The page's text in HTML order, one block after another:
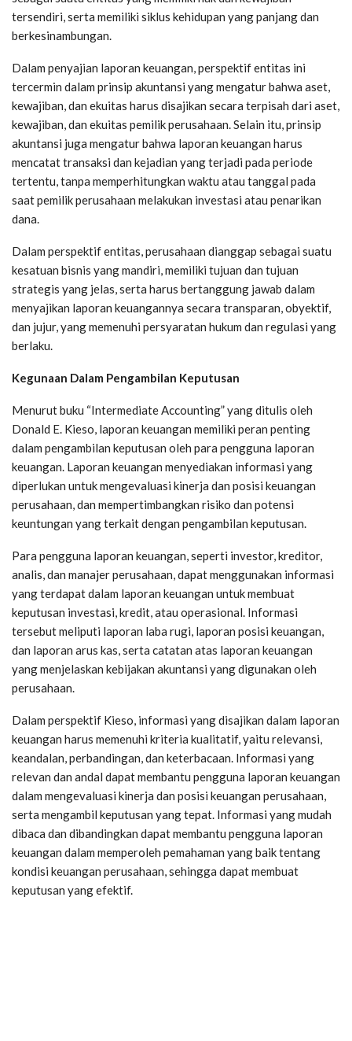
tersendiri, serta memiliki siklus kehidupan yang panjang dan
berkesinambungan.
Dalam penyajian laporan keuangan, perspektif entitas ini
tercermin dalam prinsip akuntansi yang mengatur bahwa aset,
kewajiban, dan ekuitas harus disajikan secara terpisah dari aset,
kewajiban, dan ekuitas pemilik perusahaan. Selain itu, prinsip
akuntansi juga mengatur bahwa laporan keuangan harus
mencatat transaksi dan kejadian yang terjadi pada periode
tertentu, tanpa memperhitungkan waktu atau tanggal pada
saat pemilik perusahaan melakukan investasi atau penarikan
dana.
Dalam perspektif entitas, perusahaan dianggap sebagai suatu
kesatuan bisnis yang mandiri, memiliki tujuan dan tujuan
strategis yang jelas, serta harus bertanggung jawab dalam
menyajikan laporan keuangannya secara transparan, obyektif,
dan jujur, yang memenuhi persyaratan hukum dan regulasi yang
berlaku.
Kegunaan Dalam Pengambilan Keputusan
Menurut buku “Intermediate Accounting” yang ditulis oleh
Donald E. Kieso, laporan keuangan memiliki peran penting
dalam pengambilan keputusan oleh para pengguna laporan
keuangan. Laporan keuangan menyediakan informasi yang
diperlukan untuk mengevaluasi kinerja dan posisi keuangan
perusahaan, dan mempertimbangkan risiko dan potensi
keuntungan yang terkait dengan pengambilan keputusan.
Para pengguna laporan keuangan, seperti investor, kreditor,
analis, dan manajer perusahaan, dapat menggunakan informasi
yang terdapat dalam laporan keuangan untuk membuat
keputusan investasi, kredit, atau operasional. Informasi
tersebut meliputi laporan laba rugi, laporan posisi keuangan,
dan laporan arus kas, serta catatan atas laporan keuangan
yang menjelaskan kebijakan akuntansi yang digunakan oleh
perusahaan.
Dalam perspektif Kieso, informasi yang disajikan dalam laporan
keuangan harus memenuhi kriteria kualitatif, yaitu relevansi,
keandalan, perbandingan, dan keterbacaan. Informasi yang
relevan dan andal dapat membantu pengguna laporan keuangan
dalam mengevaluasi kinerja dan posisi keuangan perusahaan,
serta mengambil keputusan yang tepat. Informasi yang mudah
dibaca dan dibandingkan dapat membantu pengguna laporan
keuangan dalam memperoleh pemahaman yang baik tentang
kondisi keuangan perusahaan, sehingga dapat membuat
keputusan yang efektif.